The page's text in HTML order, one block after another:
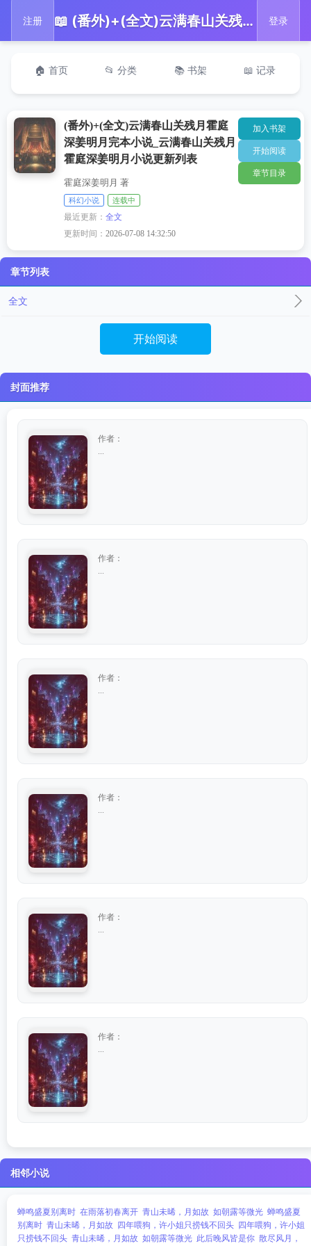
注册 📖 (番外)+(全文)云满春山关残月霍庭深姜明月完本小说_云满春山关残月霍庭深姜明月小说更新列表 登录
🏠 首页 📂 分类 📚 书架 📖 记录
(番外)+(全文)云满春山关残月霍庭
深姜明月完本小说_云满春山关残月
霍庭深姜明月小说更新列表
霍庭深姜明月 著
科幻小说 连载中
最近更新：全文
更新时间：2026-07-08 14:32:50
加入书架
开始阅读
章节目录
章节列表
全文
开始阅读
封面推荐
作者：
作者：
作者：
作者：
作者：
作者：
相邻小说
蝉鸣盛夏别离时 在雨落初春离开 青山未晞，月如故 如朝露等微光 蝉鸣盛夏
别离时 青山未晞，月如故 四年喂狗，许小姐只捞钱不回头 四年喂狗，许小姐
只捞钱不回头 青山未晞，月如故 如朝露等微光 此后晚风皆是你 散尽风月，